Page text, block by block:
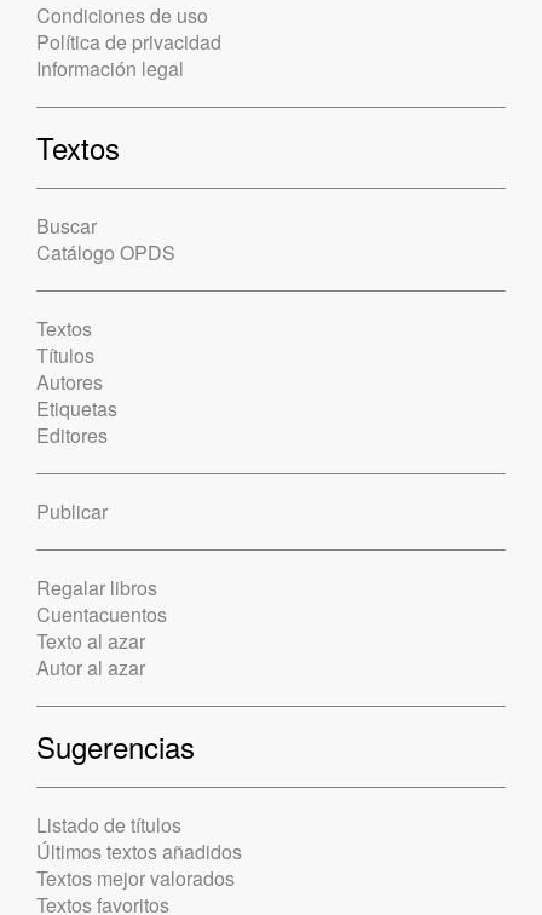
Condiciones de uso
Política de privacidad
Información legal
Textos
Buscar
Catálogo OPDS
Textos
Títulos
Autores
Etiquetas
Editores
Publicar
Regalar libros
Cuentacuentos
Texto al azar
Autor al azar
Sugerencias
Listado de títulos
Últimos textos añadidos
Textos mejor valorados
Textos favoritos